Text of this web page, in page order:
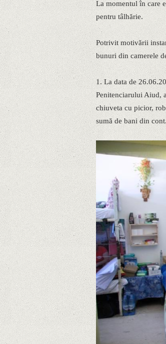
La momentul în care
pentru tâlhărie.
Potrivit motivării
bunuri din camerele
1. La data de
Penitenciarului Aiud,
chiuveta cu picior,
sumă de bani din cont.